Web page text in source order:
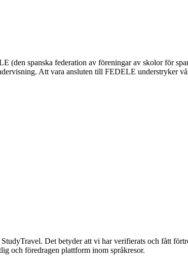
(den spanska federation av föreningar av skolor för
Att vara ansluten till FEDELE understryker
Det betyder att vi har verifierats och fått
och föredragen plattform inom språkresor.